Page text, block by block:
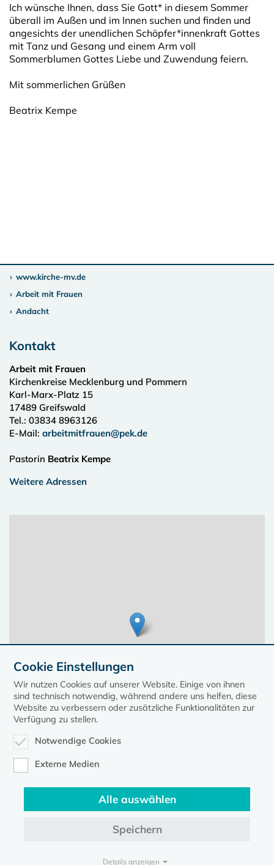
Ich wünsche Ihnen, dass Sie Gott* in diesem Sommer
überall im Außen und im Innen suchen und finden und
angesichts der unendlichen Schöpfer*innenkraft Gottes
mit Tanz und Gesang und einem Arm voll
Sommerblumen Gottes Liebe und Zuwendung feiern.
Mit sommerlichen Grüßen
Beatrix Kempe
www.kirche-mv.de
Arbeit mit Frauen
Andacht
Kontakt
Arbeit mit Frauen
Kirchenkreise Mecklenburg und Pommern
Karl-Marx-Platz 15
17489 Greifswald
Tel.: 03834 8963126
E-Mail: arbeitmitfrauen@pek.de
Pastorin Beatrix Kempe
Weitere Adressen
Evangelische Kirche in Mecklenburg-Vorpommern © 2026
Cookie Einstellungen
Wir nutzen Cookies auf unserer Website. Einige von ihnen
sind technisch notwendig, während andere uns helfen, diese
Website zu verbessern oder zusätzliche Funktionalitäten zur
Verfügung zu stellen.
Notwendige Cookies
Externe Medien
Alle auswählen
Speichern
Details anzeigen